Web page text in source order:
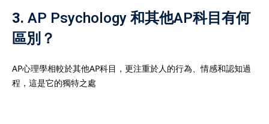
3. AP Psychology 和其他AP科目有何
區別？
AP心理學相較於其他AP科目，更注重於人的行為、情感和認知過
程，這是它的獨特之處